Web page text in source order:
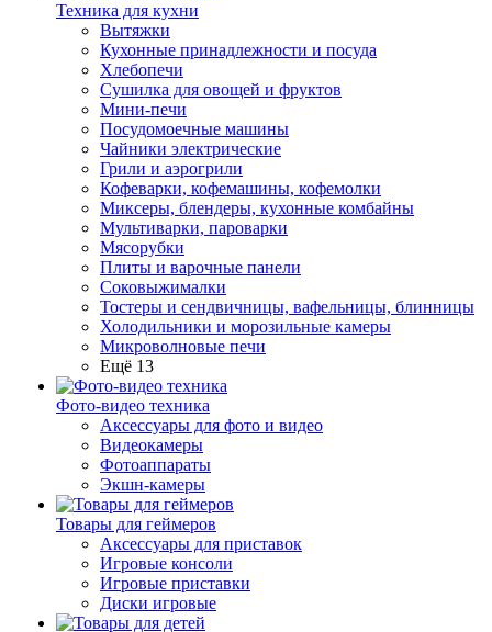
Техника для кухни
Вытяжки
Кухонные принадлежности и посуда
Хлебопечи
Сушилка для овощей и фруктов
Мини-печи
Посудомоечные машины
Чайники электрические
Грили и аэрогрили
Кофеварки, кофемашины, кофемолки
Миксеры, блендеры, кухонные комбайны
Мультиварки, пароварки
Мясорубки
Плиты и варочные панели
Соковыжималки
Тостеры и сендвичницы, вафельницы, блинницы
Холодильники и морозильные камеры
Микроволновые печи
Ещё 13
Фото-видео техника
Аксессуары для фото и видео
Видеокамеры
Фотоаппараты
Экшн-камеры
Товары для геймеров
Аксессуары для приставок
Игровые консоли
Игровые приставки
Диски игровые